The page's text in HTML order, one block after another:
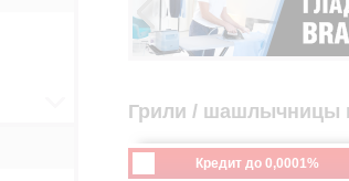
Грили / шашлычницы
Кредит до 0,0001%